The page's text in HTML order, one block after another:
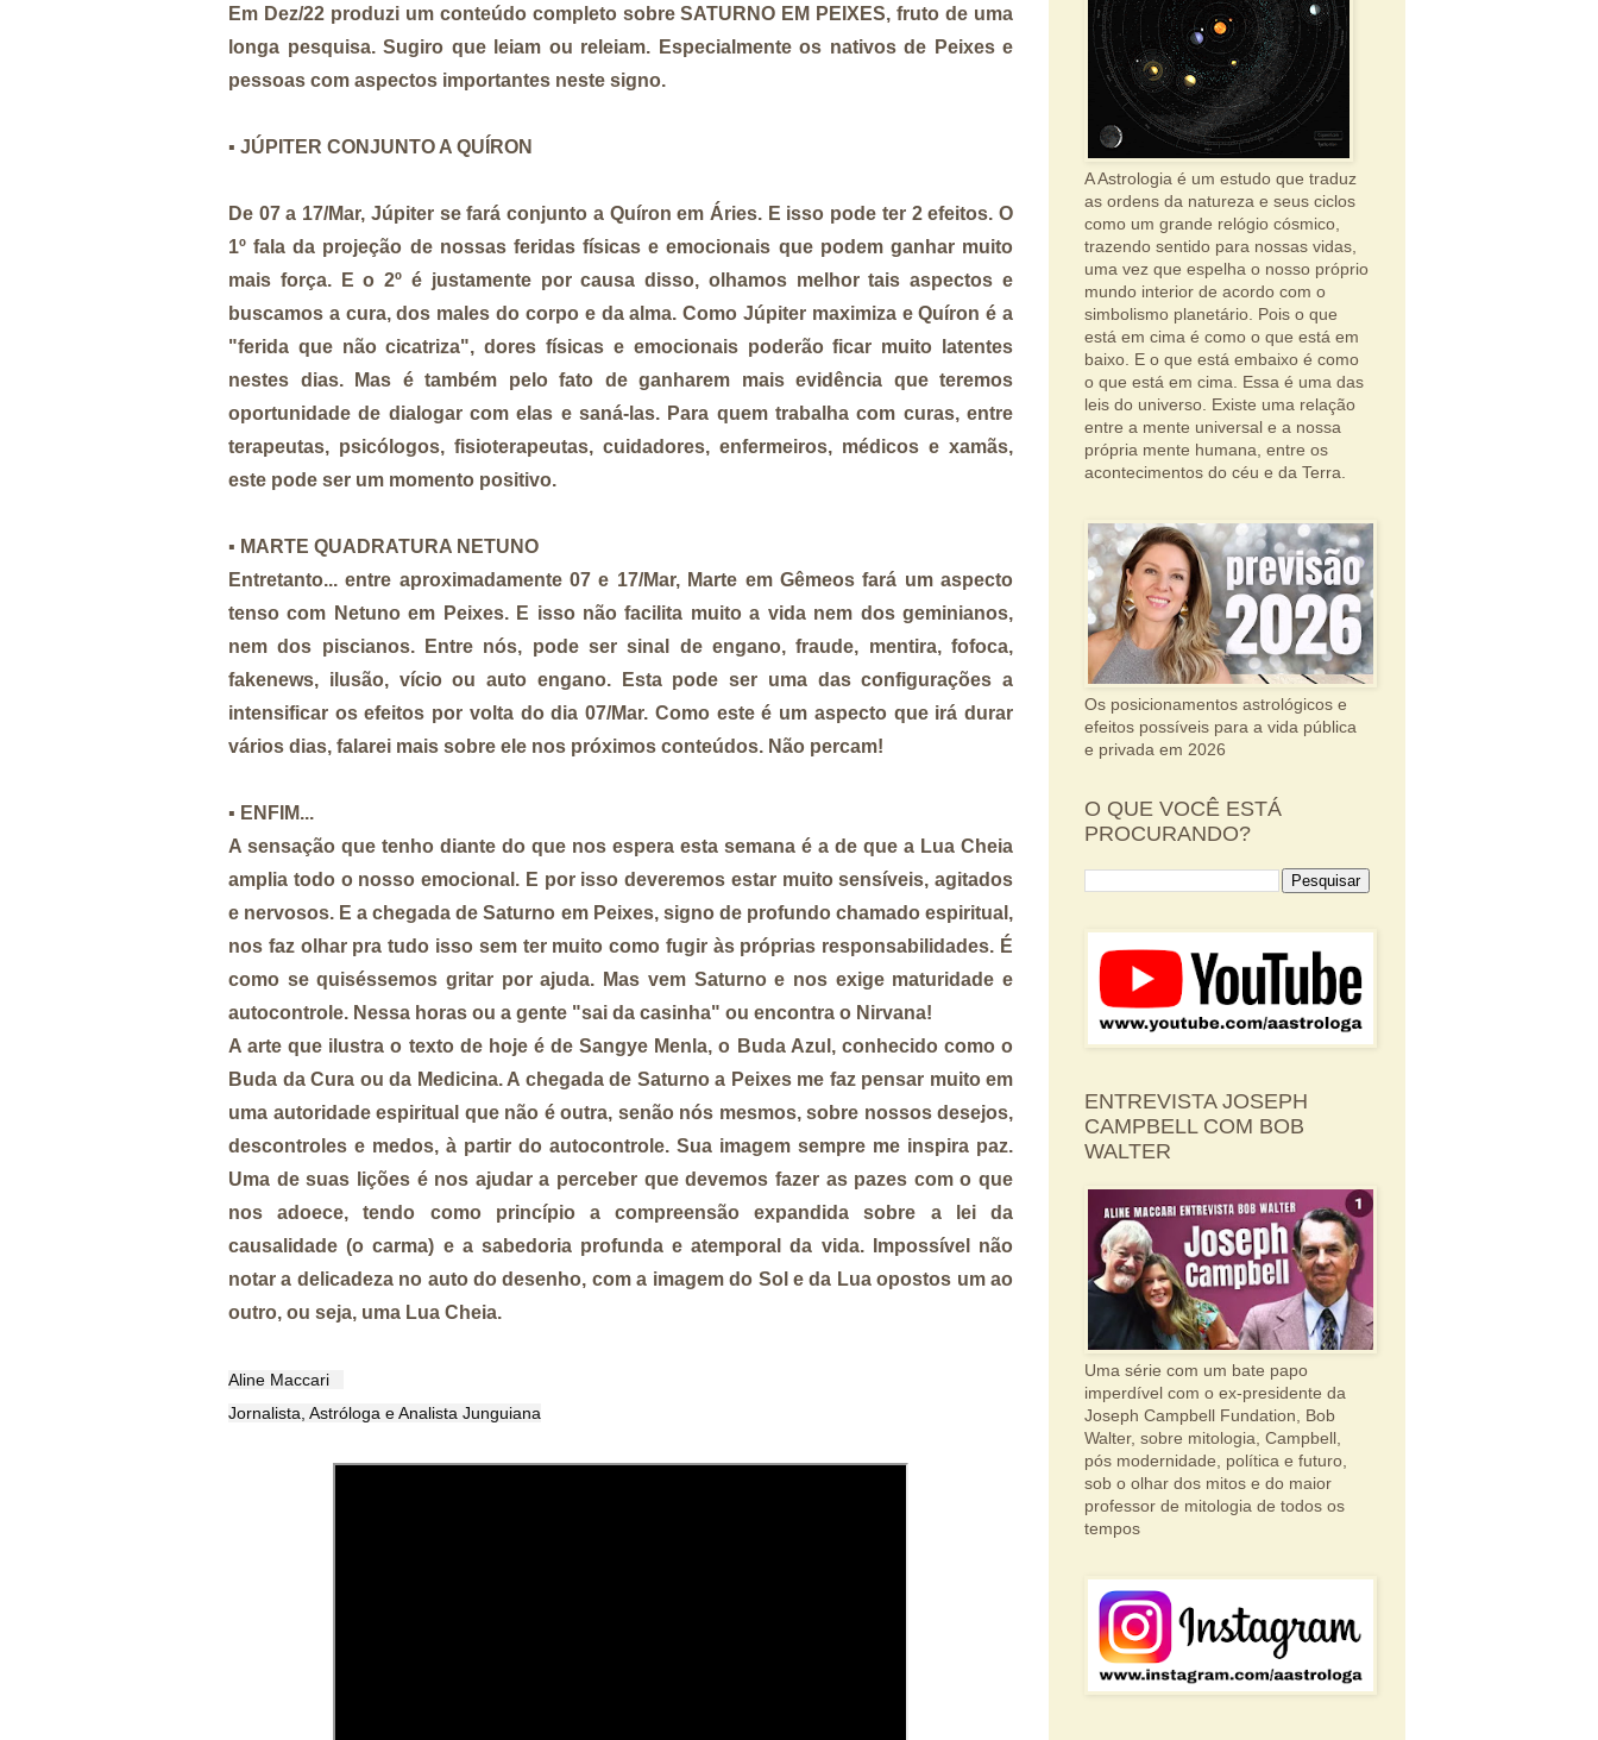
Em Dez/22 produzi um conteúdo completo sobre SATURNO EM PEIXES, fruto de uma
longa pesquisa. Sugiro que leiam ou releiam. Especialmente os nativos de Peixes e
pessoas com aspectos importantes neste signo.
▪️ JÚPITER CONJUNTO A QUÍRON
De 07 a 17/Mar, Júpiter se fará conjunto a Quíron em Áries. E isso pode ter 2 efeitos. O
1º fala da projeção de nossas feridas físicas e emocionais que podem ganhar muito
mais força. E o 2º é justamente por causa disso, olhamos melhor tais aspectos e
buscamos a cura, dos males do corpo e da alma. Como Júpiter maximiza e Quíron é a
"ferida que não cicatriza", dores físicas e emocionais poderão ficar muito latentes
nestes dias. Mas é também pelo fato de ganharem mais evidência que teremos
oportunidade de dialogar com elas e saná-las. Para quem trabalha com curas, entre
terapeutas, psicólogos, fisioterapeutas, cuidadores, enfermeiros, médicos e xamãs,
este pode ser um momento positivo.
▪️ MARTE QUADRATURA NETUNO
Entretanto... entre aproximadamente 07 e 17/Mar, Marte em Gêmeos fará um aspecto
tenso com Netuno em Peixes. E isso não facilita muito a vida nem dos geminianos,
nem dos piscianos. Entre nós, pode ser sinal de engano, fraude, mentira, fofoca,
fakenews, ilusão, vício ou auto engano. Esta pode ser uma das configurações a
intensificar os efeitos por volta do dia 07/Mar. Como este é um aspecto que irá durar
vários dias, falarei mais sobre ele nos próximos conteúdos. Não percam!
▪️ ENFIM...
A sensação que tenho diante do que nos espera esta semana é a de que a Lua Cheia
amplia todo o nosso emocional. E por isso deveremos estar muito sensíveis, agitados
e nervosos. E a chegada de Saturno em Peixes, signo de profundo chamado espiritual,
nos faz olhar pra tudo isso sem ter muito como fugir às próprias responsabilidades. É
como se quiséssemos gritar por ajuda. Mas vem Saturno e nos exige maturidade e
autocontrole. Nessa horas ou a gente "sai da casinha" ou encontra o Nirvana!
A arte que ilustra o texto de hoje é de Sangye Menla, o Buda Azul, conhecido como o
Buda da Cura ou da Medicina. A chegada de Saturno a Peixes me faz pensar muito em
uma autoridade espiritual que não é outra, senão nós mesmos, sobre nossos desejos,
descontroles e medos, à partir do autocontrole. Sua imagem sempre me inspira paz.
Uma de suas lições é nos ajudar a perceber que devemos fazer as pazes com o que
nos adoece, tendo como princípio a compreensão expandida sobre a lei da
causalidade (o carma) e a sabedoria profunda e atemporal da vida. Impossível não
notar a delicadeza no auto do desenho, com a imagem do Sol e da Lua opostos um ao
outro, ou seja, uma Lua Cheia.
Aline Maccari
Jornalista, Astróloga e Analista Junguiana
A Astrologia é um estudo que traduz
as ordens da natureza e seus ciclos
como um grande relógio cósmico,
trazendo sentido para nossas vidas,
uma vez que espelha o nosso próprio
mundo interior de acordo com o
simbolismo planetário. Pois o que
está em cima é como o que está em
baixo. E o que está embaixo é como
o que está em cima. Essa é uma das
leis do universo. Existe uma relação
entre a mente universal e a nossa
própria mente humana, entre os
acontecimentos do céu e da Terra.
Os posicionamentos astrológicos e
efeitos possíveis para a vida pública
e privada em 2026
O QUE VOCÊ ESTÁ
PROCURANDO?
ENTREVISTA JOSEPH
CAMPBELL COM BOB
WALTER
Uma série com um bate papo
imperdível com o ex-presidente da
Joseph Campbell Fundation, Bob
Walter, sobre mitologia, Campbell,
pós modernidade, política e futuro,
sob o olhar dos mitos e do maior
professor de mitologia de todos os
tempos